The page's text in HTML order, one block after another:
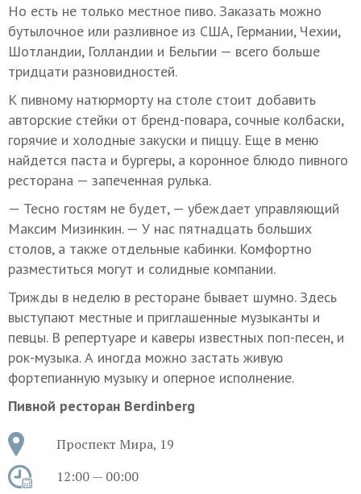
Но есть не только местное пиво. Заказать можно
бутылочное или разливное из США, Германии, Чехии,
Шотландии, Голландии и Бельгии — всего больше
тридцати разновидностей.
К пивному натюрморту на столе стоит добавить
авторские стейки от бренд-повара, сочные колбаски,
горячие и холодные закуски и пиццу. Еще в меню
найдется паста и бургеры, а коронное блюдо пивного
ресторана — запеченная рулька.
— Тесно гостям не будет, — убеждает управляющий
Максим Мизинкин. — У нас пятнадцать больших
столов, а также отдельные кабинки. Комфортно
разместиться могут и солидные компании.
Трижды в неделю в ресторане бывает шумно. Здесь
выступают местные и приглашенные музыканты и
певцы. В репертуаре и каверы известных поп-песен, и
рок-музыка. А иногда можно застать живую
фортепианную музыку и оперное исполнение.
Пивной ресторан Berdinberg
Проспект Мира, 19
12:00 — 00:00